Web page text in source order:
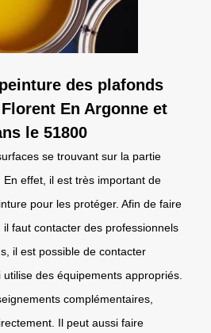
des plafonds
En Argonne et
le 51800
se trouvant sur la partie
effet, il est très important de
pour les protéger. Afin de faire
faut contacter des professionnels
il est possible de contacter
des équipements appropriés.
complémentaires,
Il peut aussi faire